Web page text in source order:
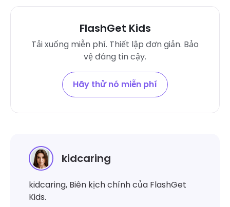
FlashGet Kids
Tải xuống miễn phí. Thiết lập đơn giản. Bảo
vệ đáng tin cậy.
Hãy thử nó miễn phí
kidcaring
kidcaring, Biên kịch chính của FlashGet
Kids.